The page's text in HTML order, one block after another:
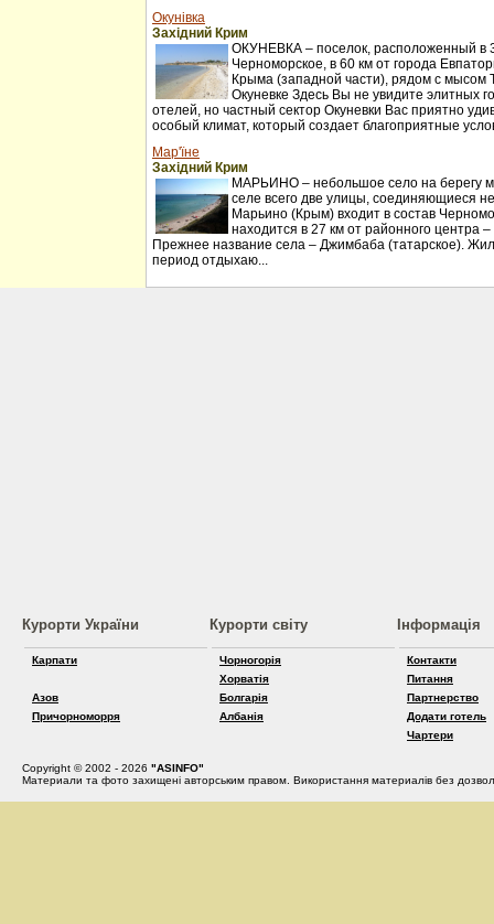
Окунівка
Західний Крим
ОКУНЕВКА – поселок, расположенный в
Черноморское, в 60 км от города
Крыма (западной части), рядом с мысом
Окуневке Здесь Вы не увидите элитных
отелей, но частный сектор Окуневки Вас приятно
особый климат, который создает благоприятные
Мар'їне
Західний Крим
МАРЬИНО – небольшое село на берегу
селе всего две улицы, соединяющиеся
Марьино (Крым) входит в состав
находится в 27 км от районного центра
Прежнее название села – Джимбаба (татарское).
период отдыхаю...
Курорти України
Карпати
Азов
Причорноморря
Курорти світу
Чорногорія
Хорватія
Болгарія
Албанія
Інформація
Контакти
Питання
Партнерство
Додати готель
Чартери
Copyright © 2002 - 2026 "ASINFO"
Материали та фото захищені авторським правом. Використання материалів без